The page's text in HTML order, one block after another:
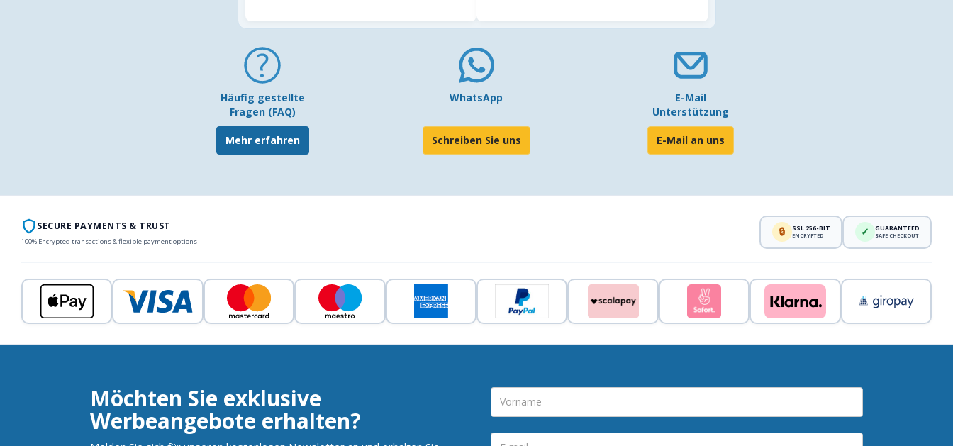
Häufig gestellte
Fragen (FAQ)
Mehr erfahren
WhatsApp
Schreiben Sie uns
E-Mail
Unterstützung
E-Mail an uns
SECURE PAYMENTS & TRUST
100% Encrypted transactions & flexible payment options
🔒 SSL 256-BIT
ENCRYPTED ✓ GUARANTEED
SAFE CHECKOUT
Möchten Sie exklusive
Werbeangebote erhalten?